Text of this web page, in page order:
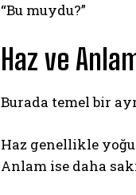
“Bu muydu?”
Haz ve
Burada temel bir
Haz genellikle
Anlam ise daha